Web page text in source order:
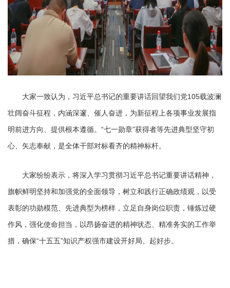
大家一致认为，习近平总书记的重要讲话回望我们党105载波澜
壮阔奋斗征程，内涵深邃、催人奋进，为新征程上各项事业发展指
明前进方向、提供根本遵循。“七一勋章”获得者等先进典型坚守初
心、矢志奉献，是全体干部对标看齐的精神标杆。
大家纷纷表示，将深入学习贯彻习近平总书记重要讲话精神，
旗帜鲜明坚持和加强党的全面领导，树立和践行正确政绩观，以受
表彰的功勋模范、先进典型为榜样，立足自身岗位职责，锤炼过硬
作风，强化使命担当，以昂扬奋进的精神状态、精准务实的工作举
措，确保“十五五”知识产权强市建设开好局、起好步。